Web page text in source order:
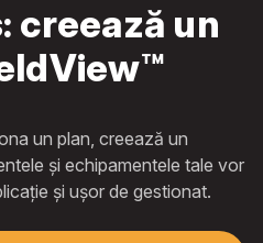
creează un
un plan, creează un
și echipamentele tale vor
și ușor de gestionat.